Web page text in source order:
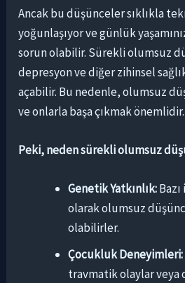
Ancak bu düşünceler sıklıkla
yoğunlaşıyor ve günlük
sorun olabilir. Sürekli olumsuz
depresyon ve diğer zihinsel
açabilir. Bu nedenle, olumsuz
ve onlarla başa çıkmak önemlidir.
Peki, neden sürekli olumsuz
Genetik Yatkınlık:
olarak olumsuz
olabilirler.
Çocukluk Deneyimleri:
travmatik olaylar